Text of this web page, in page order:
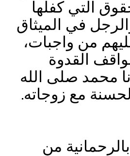
التي كفلها
في الميثاق
من واجبات،
القدوة
محمد صلى الله
مع زوجاته.
من